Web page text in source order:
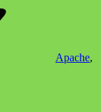
Apache,